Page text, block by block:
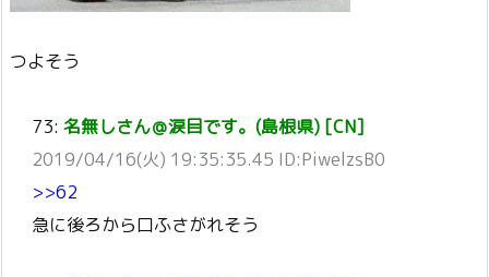
つよそう
73: 名無しさん＠涙目です。(島根県) [CN]
2019/04/16(火) 19:35:35.45 ID:PiwelzsB0
>>62
急に後ろから口ふさがれそう